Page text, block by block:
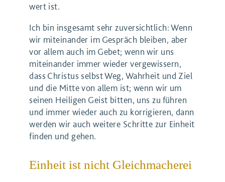
wert ist.
Ich bin insgesamt sehr zuversichtlich: Wenn
wir miteinander im Gespräch bleiben, aber
vor allem auch im Gebet; wenn wir uns
miteinander immer wieder vergewissern,
dass Christus selbst Weg, Wahrheit und Ziel
und die Mitte von allem ist; wenn wir um
seinen Heiligen Geist bitten, uns zu führen
und immer wieder auch zu korrigieren, dann
werden wir auch weitere Schritte zur Einheit
finden und gehen.
Einheit ist nicht Gleichmacherei